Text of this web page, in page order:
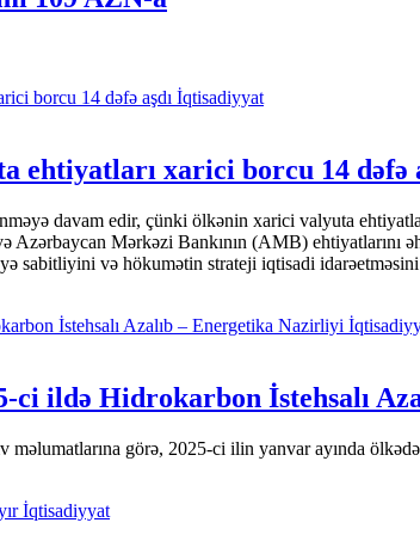
İqtisadiyyat
ehtiyatları xarici borcu 14 dəfə
davam edir, çünki ölkənin xarici valyuta
Mərkəzi Bankının (AMB) ehtiyatlarını
sabitliyini və hökumətin strateji iqtisadi
ci ildə Hidrokarbon İstehsalı
görə, 2025-ci ilin yanvar ayında
İqtisadiyyat